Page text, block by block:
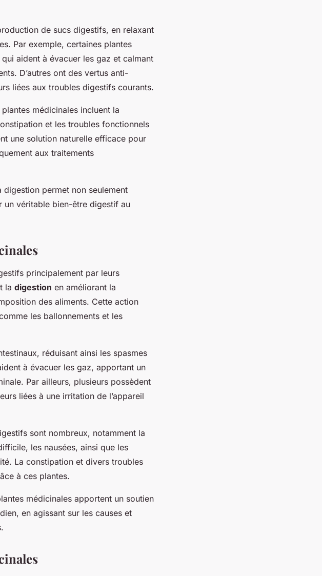
de sucs digestifs, en relaxant
Par exemple, certaines plantes
qui aident à évacuer les gaz et calmant
D’autres ont des vertus anti-
liées aux troubles digestifs courants.
médicinales incluent la
et les troubles fonctionnels
une solution naturelle efficace pour
aux traitements
permet non seulement
un véritable bien-être digestif au
principalement par leurs
la digestion en améliorant la
des aliments. Cette action
les ballonnements et les
réduisant ainsi les spasmes
à évacuer les gaz, apportant un
Par ailleurs, plusieurs possèdent
liées à une irritation de l’appareil
sont nombreux, notamment la
les nausées, ainsi que les
La constipation et divers troubles
à ces plantes.
médicinales apportent un soutien
en agissant sur les causes et